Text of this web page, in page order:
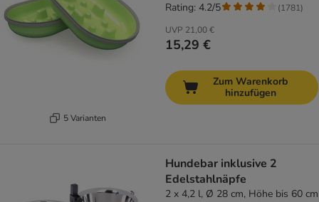
5 Varianten
UVP 21,00 €
15,29 €
Rating: 4.2/5 (1781)
Zum Warenkorb
hinzufügen
Hundebar inklusive 2
Edelstahlnäpfe
2 x 4,2 l, Ø 28 cm, Höhe bis 60 cm